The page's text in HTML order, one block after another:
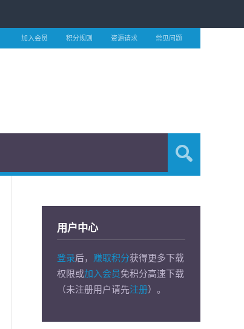
加入会员 积分规则 资源请求 常见问题
用户中心
登录后， 赚取积分获得更多下载
权限或加入会员免积分高速下载
（未注册用户请先注册）。